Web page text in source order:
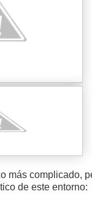
más complicado,
de este entorno: